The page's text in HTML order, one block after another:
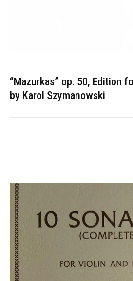
“Mazurkas” op. 50, Edition
by Karol Szymanowski